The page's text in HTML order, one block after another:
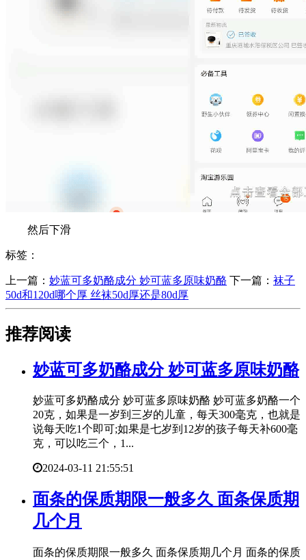
然后下滑
标签：
上一篇： ​妙蓝可多奶酪成分 妙可蓝多原味奶酪 下一篇： ​袜子
50d和120d哪个厚 丝袜50d厚还是80d厚
推荐阅读
​妙蓝可多奶酪成分 妙可蓝多原味奶酪
妙蓝可多奶酪成分 妙可蓝多原味奶酪 妙可蓝多奶酪一个
20克，如果是一岁到三岁的儿童，每天300毫克，也就是
说每天吃1个即可;如果是七岁到12岁的孩子每天补600毫
克，可以吃三个，1...
2024-03-11 21:55:51
​面条的保质期限一般多久 面条保质期
几个月
面条的保质期限一般多久 面条保质期几个月 面条的保质